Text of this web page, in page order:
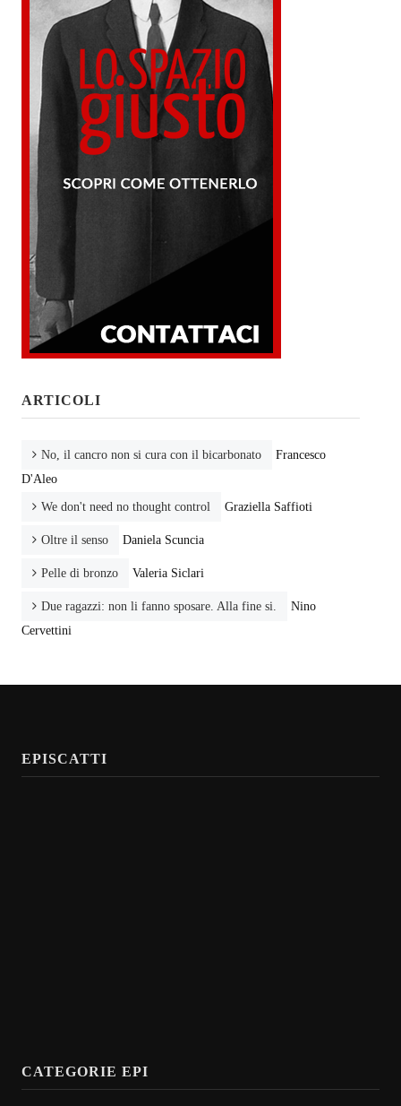
ARTICOLI
No, il cancro non si cura con il bicarbonato
Francesco
D'Aleo
We don't need no thought control Graziella Saffioti
Oltre il senso Daniela Scuncia
Pelle di bronzo Valeria Siclari
Due ragazzi: non li fanno sposare. Alla fine si.
Nino
Cervettini
EPISCATTI
CATEGORIE EPI